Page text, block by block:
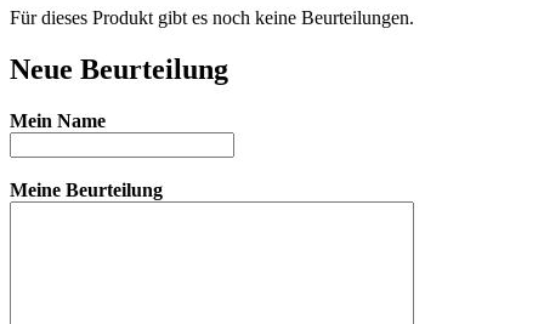
Für dieses Produkt gibt es noch keine Beurteilungen.
Neue Beurteilung
Mein Name
Meine Beurteilung